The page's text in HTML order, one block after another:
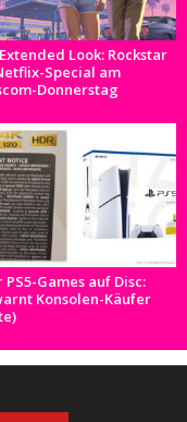
Look: Rockstar
Special am
Donnerstag
PS5-Games auf Disc:
Konsolen-Käufer